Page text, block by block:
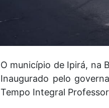
O município de Ipirá, na
Inaugurado pelo
Tempo Integral